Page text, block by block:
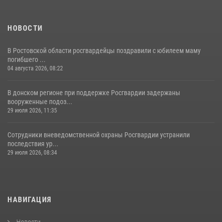
НОВОСТИ
В Ростовской области росгвардейцы поздравили с юбилеем маму
погибшего ...
04 августа 2026, 08:22
В донском регионе при поддержке Росгвардии задержаны
вооруженные подоз...
29 июля 2026, 11:35
Сотрудники вневедомственной охраны Росгвардии устранили
последствия ур...
29 июля 2026, 08:34
НАВИГАЦИЯ